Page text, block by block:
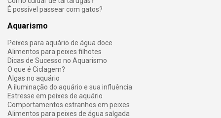
É possível passear com gatos?
Aquarismo
Peixes para aquário de água doce
Alimentos para peixes filhotes
Dicas de Sucesso no Aquarismo
O que é Ciclagem?
Algas no aquário
A iluminação do aquário e sua influência
Estresse em peixes de aquário
Comportamentos estranhos em peixes
Alimentos para peixes de água salgada